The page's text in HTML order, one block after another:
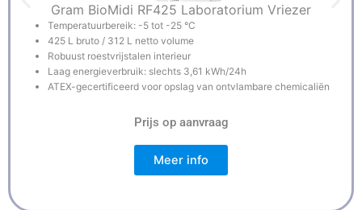
Gram BioMidi RF425 Laboratorium Vriezer
Temperatuurbereik: -5 tot -25 °C
425 L bruto / 312 L netto volume
Robuust roestvrijstalen interieur
Laag energieverbruik: slechts 3,61 kWh/24h
ATEX-gecertificeerd voor opslag van ontvlambare chemicaliën
Prijs op aanvraag
Meer info